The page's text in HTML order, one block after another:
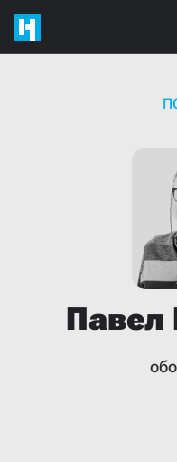
Павел